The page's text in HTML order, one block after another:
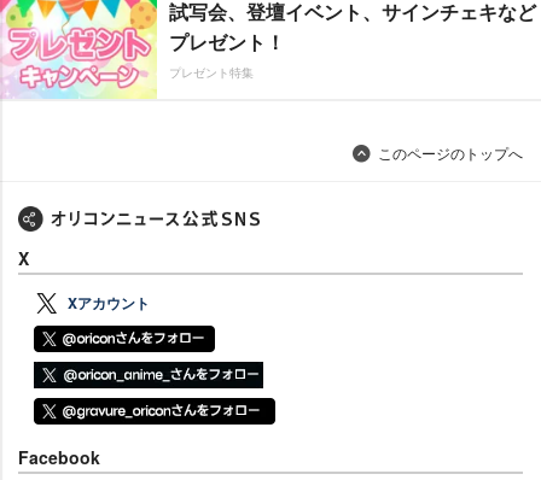
試写会、登壇イベント、サインチェキなど
プレゼント！
プレゼント特集
このページのトップへ
X
Xアカウント
Facebook